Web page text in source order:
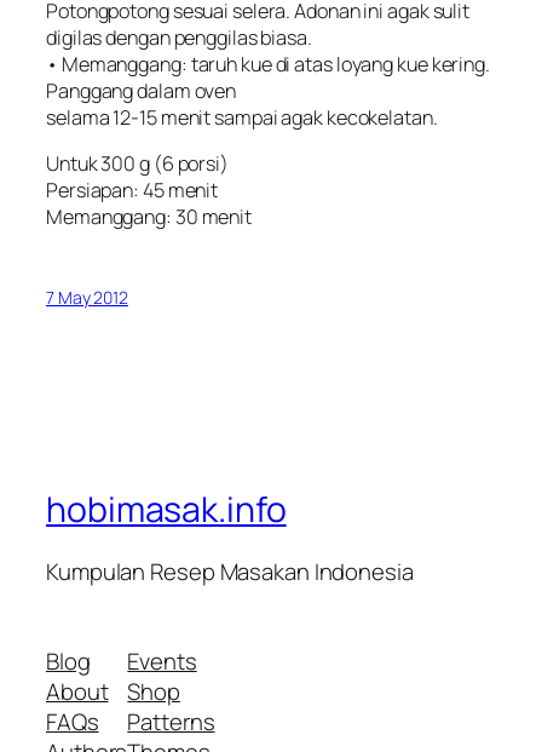
Potongpotong sesuai selera. Adonan ini agak sulit
digilas dengan penggilas biasa.
• Memanggang: taruh kue di atas loyang kue kering.
Panggang dalam oven
selama 12-15 menit sampai agak kecokelatan.
Untuk 300 g (6 porsi)
Persiapan: 45 menit
Memanggang: 30 menit
7 May 2012
hobimasak.info
Kumpulan Resep Masakan Indonesia
Blog
About
FAQs
Events
Shop
Patterns